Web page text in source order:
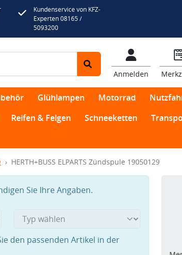
Kundenservice von KFZ-
Experten 08165 /
5093200
Anmelden
Glühlampen Motorrad
Reifen & Felgen Schneeketten
HERTH+BUSS ELPARTS Zündspule 19050129
Sie Ihre Angaben.
den passenden Artikel in der